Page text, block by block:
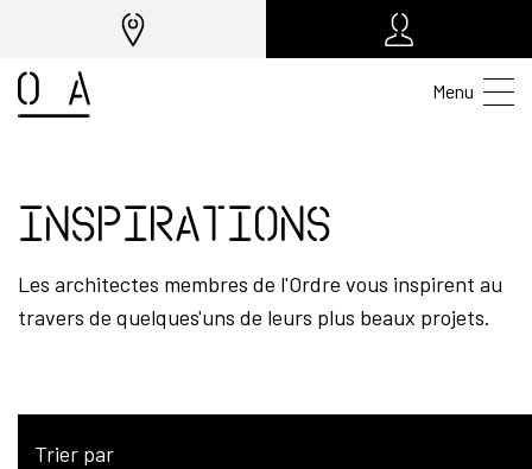
Menu
Inspirations
Les architectes membres de l'Ordre vous inspirent au
travers de quelques'uns de leurs plus beaux projets.
Trier par